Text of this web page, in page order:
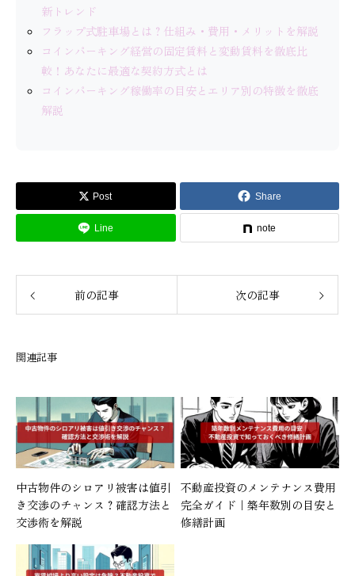
新トレンド
フラップ式駐車場とは？仕組み・費用・メリットを解説
コインパーキング経営の固定賃料と変動賃料を徹底比
較！あなたに最適な契約方式とは
コインパーキング稼働率の目安とエリア別の特徴を徹底
解説
Post Share
Line note
前の記事 次の記事
関連記事
中古物件のシロアリ被害は値引
き交渉のチャンス？確認方法と
交渉術を解説
不動産投資のメンテナンス費用
完全ガイド｜築年数別の目安と
修繕計画